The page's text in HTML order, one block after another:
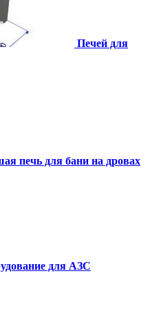
Печей для
печь для бани на дровах
для АЗС